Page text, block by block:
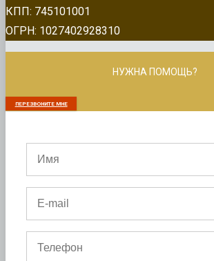
КПП: 745101001
ОГРН: 1027402928310
НУЖНА ПОМОЩЬ?
ПЕРЕЗВОНИТЕ МНЕ